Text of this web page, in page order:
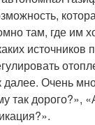
там, где им
источников
далее. Очень
так дорого?»,